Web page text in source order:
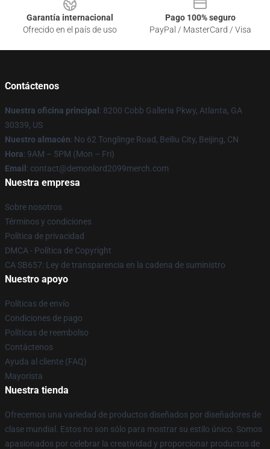
Garantía internacional
Ofrecido en el país de uso
Pago 100% seguro
PayPal / MasterCard / Visa
Contáctenos
Nuestra oficina principal : 8200 Cobb Galleria Pkwy, Atlanta, GA
30339, US
Nuestro almacén: No 62 Tonglinge Road, Beiliu City, Beijing, CN
Hora: 9AM – 5PM (Mon – Fri)
Email : contact@demonlord2099merch.com
Nuestra empresa
Sobre nosotros
Términos y condiciones
Política de privacidad
DMCA - Política de Copyright
CA SB657: Ley de transparencia en la cadena de suministro
Nuestro apoyo
Políticas de envío
Condiciones de pago
Políticas de reembolso
Contáctenos
Ayuda al cliente (FAQ)
Mayorista
Nuestra tienda
Ofrecemos una variedad de productos diseñados por diseñadores de
clase mundial. Estos no son sólo para mostrar su estilo único. Somos
apasionados por celebrar la creatividad y proporcionar productos de